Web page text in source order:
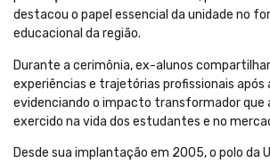
destacou o papel essencial da unidade no
educacional da região.
Durante a cerimônia, ex-alunos
experiências e trajetórias profissionais após
evidenciando o impacto transformador que
exercido na vida dos estudantes e no
Desde sua implantação em 2005, o polo da